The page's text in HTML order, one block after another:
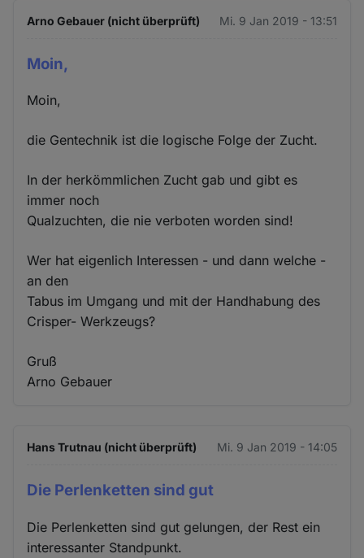
Arno Gebauer (nicht überprüft) Mi. 9 Jan 2019 - 13:51
Moin,
Moin,
die Gentechnik ist die logische Folge der Zucht.
In der herkömmlichen Zucht gab und gibt es
immer noch
Qualzuchten, die nie verboten worden sind!
Wer hat eigenlich Interessen - und dann welche -
an den
Tabus im Umgang und mit der Handhabung des
Crisper- Werkzeugs?
Gruß
Arno Gebauer
Hans Trutnau (nicht überprüft) Mi. 9 Jan 2019 - 14:05
Die Perlenketten sind gut
Die Perlenketten sind gut gelungen, der Rest ein
interessanter Standpunkt.